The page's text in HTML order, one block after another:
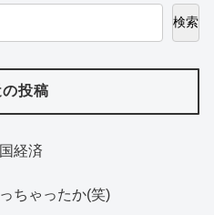
検索
投稿
経済
ちゃったか(笑)